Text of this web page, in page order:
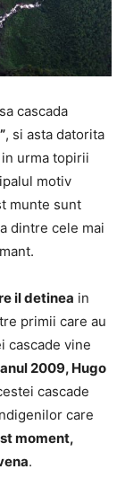
cascada
, si asta datorita
urma topirii
motiv
munte sunt
dintre cele mai
il detinea in
primii care au
cascade vine
2009, Hugo
cascade
care
moment,
.